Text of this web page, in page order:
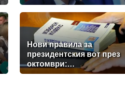
държавно дружество е
на 58% - крадецът вика
дръжте крадеца
Нови правила за
президентския вот през
октомври:
Парламентът прие